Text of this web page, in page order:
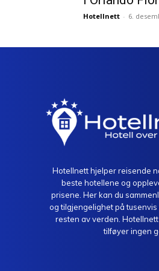
Hotellnett - 6.
Hotellnett hjelper reisende
beste hotellene og
prisene. Her kan du
og tilgjengelighet på
resten av verden.
tilføyer ingen